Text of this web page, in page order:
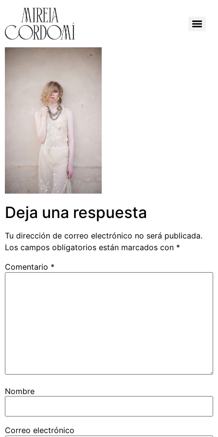
Deja una respuesta
Tu dirección de correo electrónico no será publicada.
Los campos obligatorios están marcados con *
Comentario *
Nombre
Correo electrónico